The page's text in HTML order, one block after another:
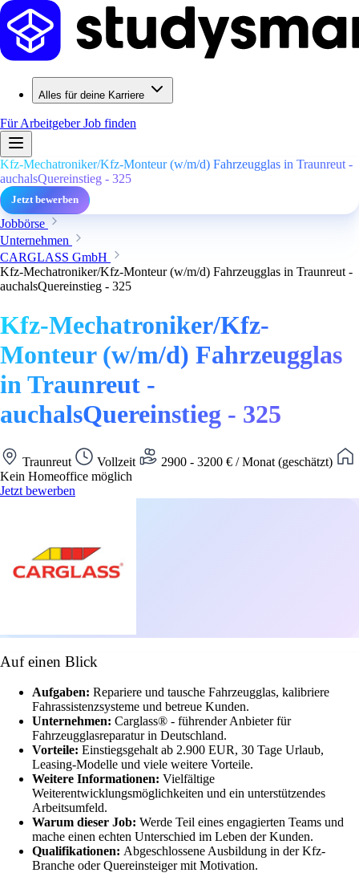
Alles für deine Karriere
Für ArbeitgeberJob finden
Kfz-Mechatroniker/Kfz-Monteur (w/m/d) Fahrzeugglas in Traunreut -
auchalsQuereinstieg - 325
Jetzt bewerben
Jobbörse
Unternehmen
CARGLASS GmbH
Kfz-Mechatroniker/Kfz-Monteur (w/m/d) Fahrzeugglas in Traunreut -
auchalsQuereinstieg - 325
Kfz-Mechatroniker/Kfz-
Monteur (w/m/d) Fahrzeugglas
in Traunreut -
auchalsQuereinstieg - 325
Traunreut Vollzeit
2900 - 3200 € / Monat (geschätzt)
Kein Homeoffice möglich
Jetzt bewerben
Auf einen Blick
Aufgaben: Repariere und tausche Fahrzeugglas, kalibriere
Fahrassistenzsysteme und betreue Kunden.
Unternehmen: Carglass® - führender Anbieter für
Fahrzeugglasreparatur in Deutschland.
Vorteile: Einstiegsgehalt ab 2.900 EUR, 30 Tage Urlaub,
Leasing-Modelle und viele weitere Vorteile.
Weitere Informationen: Vielfältige
Weiterentwicklungsmöglichkeiten und ein unterstützendes
Arbeitsumfeld.
Warum dieser Job: Werde Teil eines engagierten Teams und
mache einen echten Unterschied im Leben der Kunden.
Qualifikationen: Abgeschlossene Ausbildung in der Kfz-
Branche oder Quereinsteiger mit Motivation.